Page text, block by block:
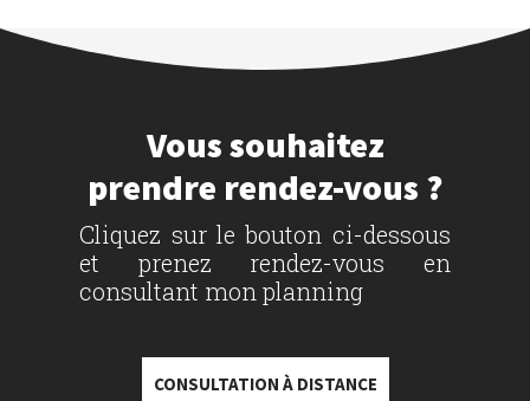
Vous souhaitez
prendre rendez-vous ?
Cliquez sur le bouton ci-dessous
et prenez rendez-vous en
consultant mon planning
CONSULTATION À DISTANCE